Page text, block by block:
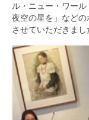
ル・ニュー・ワー
夜空の星を」など
させていただきまし